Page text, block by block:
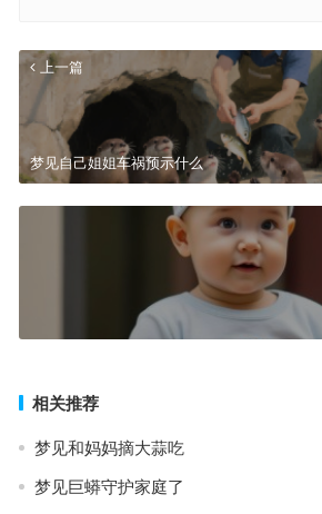
上一篇
梦见自己姐姐车祸预示什么
相关推荐
梦见和妈妈摘大蒜吃
梦见巨蟒守护家庭了